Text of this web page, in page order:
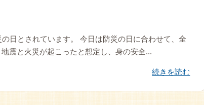
日とされています。 今日は防災の日に合わせて、全
震と火災が起こったと想定し、身の安全...
続きを読む